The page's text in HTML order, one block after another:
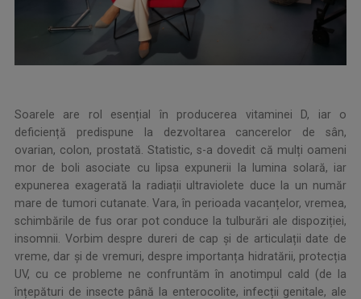
Soarele are rol esențial în producerea vitaminei D, iar o
deficiență predispune la dezvoltarea cancerelor de sân,
ovarian, colon, prostată. Statistic, s-a dovedit că mulți oameni
mor de boli asociate cu lipsa expunerii la lumina solară, iar
expunerea exagerată la radiații ultraviolete duce la un număr
mare de tumori cutanate. Vara, în perioada vacanțelor, vremea,
schimbările de fus orar pot conduce la tulburări ale dispoziției,
insomnii. Vorbim despre dureri de cap și de articulații date de
vreme, dar și de vremuri, despre importanța hidratării, protecția
UV, cu ce probleme ne confruntăm în anotimpul cald (de la
înțepături de insecte până la enterocolite, infecții genitale, ale